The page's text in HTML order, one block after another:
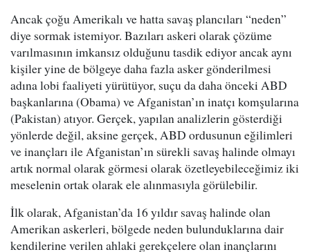
Ancak çoğu Amerikalı ve hatta savaş plancıları “neden”
diye sormak istemiyor. Bazıları askeri olarak çözüme
varılmasının imkansız olduğunu tasdik ediyor ancak aynı
kişiler yine de bölgeye daha fazla asker gönderilmesi
adına lobi faaliyeti yürütüyor, suçu da daha önceki ABD
başkanlarına (Obama) ve Afganistan’ın inatçı komşularına
(Pakistan) atıyor. Gerçek, yapılan analizlerin gösterdiği
yönlerde değil, aksine gerçek, ABD ordusunun eğilimleri
ve inançları ile Afganistan’ın sürekli savaş halinde olmayı
artık normal olarak görmesi olarak özetleyebileceğimiz iki
meselenin ortak olarak ele alınmasıyla görülebilir.
İlk olarak, Afganistan’da 16 yıldır savaş halinde olan
Amerikan askerleri, bölgede neden bulunduklarına dair
kendilerine verilen ahlaki gerekçelere olan inançlarını